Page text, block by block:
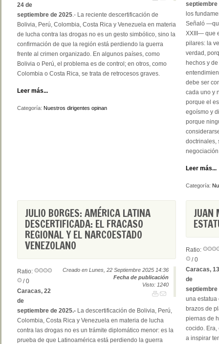
24 de
septiembre de 2025.- La reciente descertificación de
Bolivia, Perú, Colombia, Costa Rica y Venezuela en materia
de lucha contra las drogas no es un gesto simbólico, sino la
confirmación de que la región está perdiendo la guerra
frente al crimen organizado. En algunos países, como
Bolivia o Perú, el problema es de control; en otros, como
Colombia o Costa Rica, se trata de retrocesos graves.
Leer más...
Categoría: Nuestros dirigentes opinan
septiembre
los
Señaló
XXIII— que
pilares: la
verdad,
hechos y
debe ser
cada uno y
porque el
egoísmo y
porque
doctrinales,
Leer más...
Categoría:
JULIO BORGES: AMÉRICA LATINA
DESCERTIFICADA: EL FRACASO
REGIONAL Y EL NARCOESTADO
VENEZOLANO
Creado en Lunes, 22 Septiembre 2025 14:36
Fecha de publicación
Visto: 1240
Ratio:
/ 0
Caracas, 22
de
septiembre de 2025.- La descertificación de Bolivia, Perú,
Colombia, Costa Rica y Venezuela en materia de lucha
contra las drogas no es un trámite diplomático menor: es la
prueba de que Latinoamérica está perdiendo la guerra
JUAN
Ratio:
/ 0
Caracas, 13
de
septiembre
una estatua
brazos de
piernas de
cocido.
a inspirar